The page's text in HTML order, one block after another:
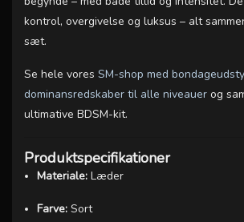
kontrol, overgivelse og luksus – alt
sæt.
Se hele vores SM-shop med
dominansredskaber til alle niveauer og
ultimative BDSM-kit.
Produktspecifikationer
Materiale: Læder
Farve: Sort